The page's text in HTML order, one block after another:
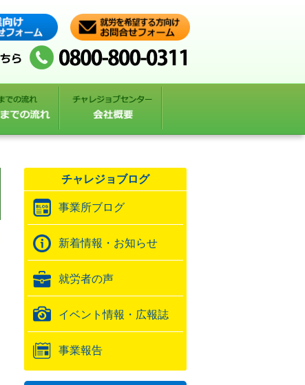
チャレジョブログ
事業所ブログ
新着情報・お知らせ
就労者の声
イベント情報・広報誌
事業報告